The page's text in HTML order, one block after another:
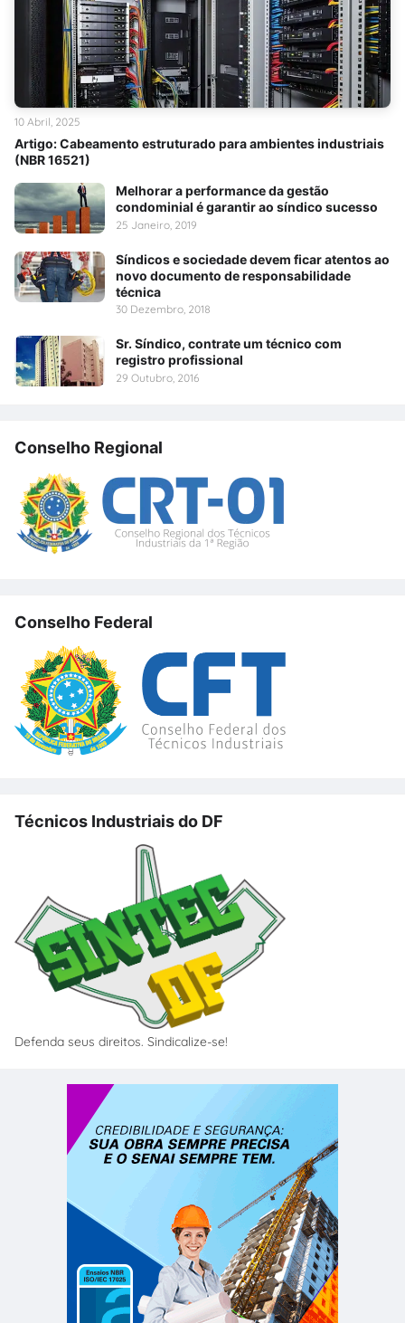
Artigo: Cabeamento estruturado para ambientes industriais
(NBR 16521)
10 Abril, 2025
Melhorar a performance da gestão
condominial é garantir ao síndico sucesso
25 Janeiro, 2019
Síndicos e sociedade devem ficar atentos ao
novo documento de responsabilidade
técnica
30 Dezembro, 2018
Sr. Síndico, contrate um técnico com
registro profissional
29 Outubro, 2016
Conselho Regional
Conselho Federal
Técnicos Industriais do DF
Defenda seus direitos. Sindicalize-se!